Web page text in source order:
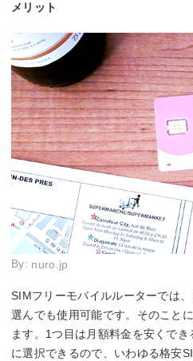
メリット
By: nuro.jp
SIMフリーモバイルルーターでは
選んでも使用可能です。そのこと
ます。1つ目は月額料金を安くで
に選択できるので、いわゆる格安